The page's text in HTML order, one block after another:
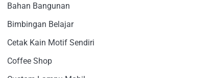
Bahan Bangunan
Bimbingan Belajar
Cetak Kain Motif Sendiri
Coffee Shop